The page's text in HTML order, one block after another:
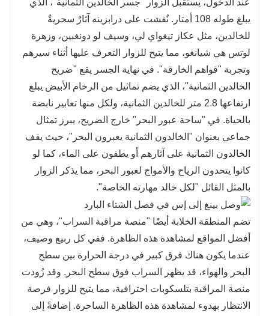
عند الدخول، يستقبل الزوار "جسر الخالدين الثمانية"، الذي
يبلغ طوله 108 أمتار. نُقشت على درابزينه آثارٌ سحريةٌ
للخالدين، مثل عكاز تيغواي لي، وسيف لو دونغبين، وزهرة
لوتس هي شيانغو، مما يتيح للزوار التعرف عليها أثناء سيرهم
وتجربة "قواهم الخارقة". في نهاية الجسر يقع "ضريح
الخالدين الثمانية"، الذي يضم تماثيل من الرخام الأبيض يبلغ
ارتفاعها 2.8 متر للخالدين الثمانية، ولكل منها تعابير نابضة
بالحياة. في "ساحة عبور البحر" خارج الضريح، يبرز تمثال
جماعي بعنوان "الخالدون الثمانية يعبرون البحر"، حيث يقف
الخالدون الثمانية على آثارهم أو يطفون على الماء، كما لو
كانوا يتحدون الرياح والأمواج لعبور البحر، مما يذكر الزوار
بالمثل القائل "لكل خالد مهارته الخاصة".
تضم المنطقة الخلابة أيضًا "منصة مراقبة السراب"، وهي من
أفضل المواقع لمشاهدة هذه الظاهرة. ففي كل ربيع وصيف،
عندما يكون هناك فرق كبير في درجة الحرارة بين سطح
البحر والهواء، قد يظهر السراب فوق سطح البحر. وقد زُودت
منصة المراقبة بتلسكوبات احترافية، مما يتيح للزوار فرصة
الانتظار بهدوء لمشاهدة هذه الظاهرة الساحرة. إضافةً إلى